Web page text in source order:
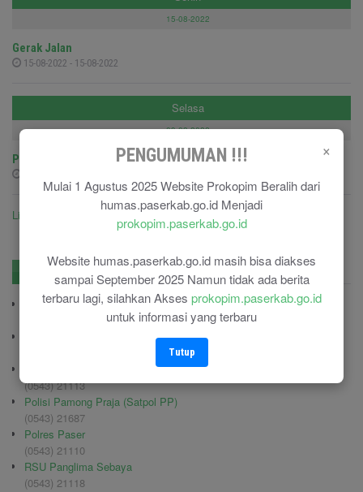
×
PENGUMUMAN !!!
Mulai 1 Agustus 2025 Website Prokopim Beralih dari
humas.paserkab.go.id Menjadi
prokopim.paserkab.go.id
Website humas.paserkab.go.id masih bisa diakses
sampai September 2025 Namun tidak ada berita
terbaru lagi, silahkan Akses prokopim.paserkab.go.id
untuk informasi yang terbaru
Tutup
15-08-2022
Gerak Jalan
15-08-2022 - 15-08-2022
Selasa
09-08-2022
Pelepasan Peserta Jambore Perwakilan Kab.Paser
Lihat semua agenda ....
Pengadaan
BPBD Paser
(0543) 21113
Polisi Pamong Praja (Satpol PP)
(0543) 21687
Polres Paser
(0543) 21110
RSU Panglima Sebaya
(0543) 21118